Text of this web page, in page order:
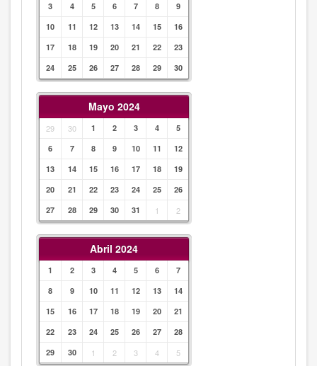
3
4 5 6 7 8
9
10
11 12 13 14 15
16
17
18 19 20 21 22
23
24
25 26 27 28 29 30
Mayo 2024
29 30 1 2 3 4
5
6
7 8 9 10 11
12
13
14 15 16 17 18
19
20
21 22 23 24 25
26
27
28 29 30 31 1 2
Abril 2024
1 2 3 4 5 6
7
8
9 10 11 12 13
14
15
16 17 18 19 20
21
22
23 24 25 26 27
28
29
30 1 2 3 4 5